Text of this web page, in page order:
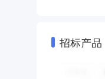
招标产品